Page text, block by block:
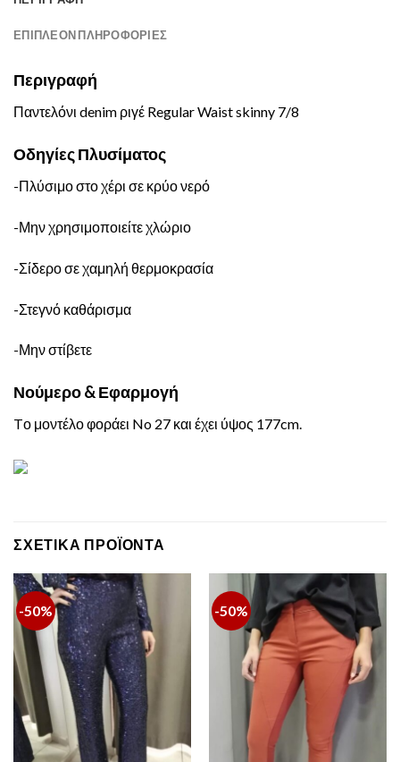
ΕΠΙΠΛΈΟΝ ΠΛΗΡΟΦΟΡΊΕΣ
Περιγραφή
Παντελόνι denim ριγέ Regular Waist skinny 7/8
Οδηγίες Πλυσίματος
-Πλύσιμο στο χέρι σε κρύο νερό
-Μην χρησιμοποιείτε χλώριο
-Σίδερο σε χαμηλή θερμοκρασία
-Στεγνό καθάρισμα
-Μην στίβετε
Νούμερο & Εφαρμογή
Tο μοντέλο φοράει No 27 και έχει ύψος 177cm.
ΣΧΕΤΙΚΆ ΠΡΟΪΌΝΤΑ
-50% -50%